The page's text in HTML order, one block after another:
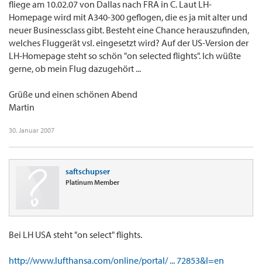
fliege am 10.02.07 von Dallas nach FRA in C. Laut LH-
Homepage wird mit A340-300 geflogen, die es ja mit alter und
neuer Businessclass gibt. Besteht eine Chance herauszufinden,
welches Fluggerät vsl. eingesetzt wird? Auf der US-Version der
LH-Homepage steht so schön "on selected flights". Ich wüßte
gerne, ob mein Flug dazugehört ...
Grüße und einen schönen Abend
Martin
30. Januar 2007
saftschupser
Platinum Member
Bei LH USA steht "on select" flights.
http://www.lufthansa.com/online/portal/ ... 72853&l=en